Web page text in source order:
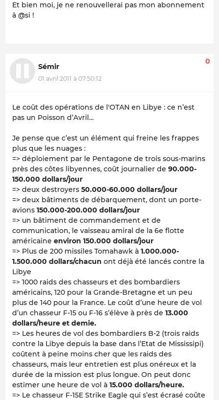
Et bien moi, je ne renouvellerai pas mon abonnement
à @si !
Sémir
01 avril 2011 à 07:50:12
0
Le coût des opérations de l'OTAN en Libye : ce n’est
pas un Poisson d’Avril…
Je pense que c’est un élément qui freine les frappes
plus que les nuages :
=> déploiement par le Pentagone de trois sous-marins
près des côtes libyennes, coût journalier de 90.000-
150.000 dollars/jour
=> deux destroyers 50.000-60.000 dollars/jour
=> deux bâtiments de débarquement, dont un porte-
avions 150.000-200.000 dollars/jour
=> un bâtiment de commandement et de
communication, le vaisseau amiral de la 6e flotte
américaine environ 150.000 dollars/jour
=> Plus de 200 missiles Tomahawk à 1.000.000-
1.500.000 dollars/chacun ont déjà été lancés contre la
Libye
=> 1000 raids des chasseurs et des bombardiers
américains, 120 pour la Grande-Bretagne et un peu
plus de 140 pour la France. Le coût d’une heure de vol
d’un chasseur F-15 ou F-16 s’élève à près de 13.000
dollars/heure et demie.
=> Les heures de vol des bombardiers B-2 (trois raids
contre la Libye depuis la base dans l’Etat de Mississipi)
coûtent à peine moins cher que les raids des
chasseurs, mais leur entretien est plus onéreux et la
durée de la mission est plus longue. On peut donc
estimer une heure de vol à 15.000 dollars/heure.
=> Le chasseur F-15E Strike Eagle qui s’est écrasé coûte